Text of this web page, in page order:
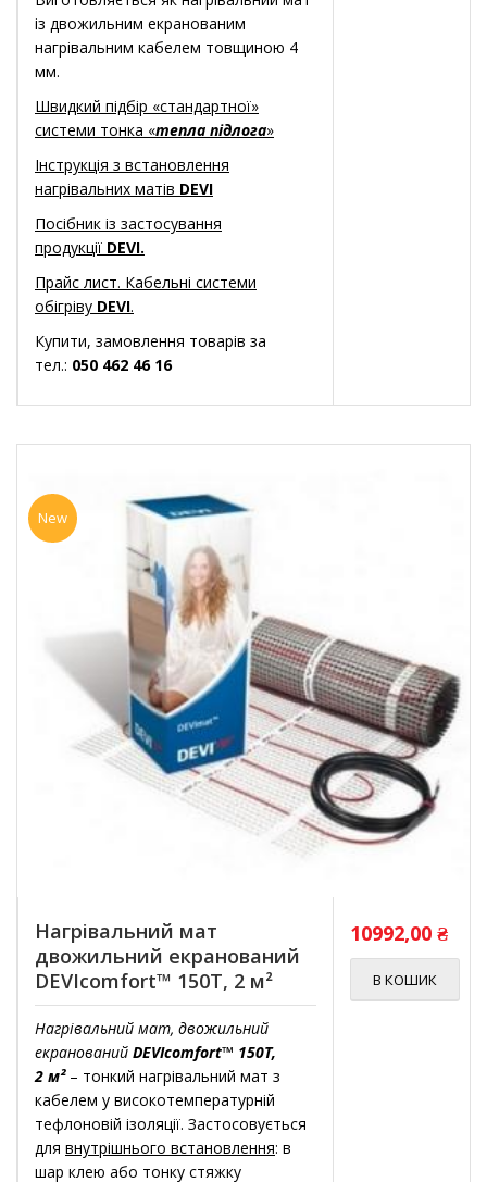
із двожильним екранованим
нагрівальним кабелем товщиною 4
мм.
Швидкий підбір «стандартної»
системи тонка «тепла підлога»
Інструкція з встановлення
нагрівальних матів DEVI
Посібник із застосування
продукції DEVI.
Прайс лист. Кабельні системи
обігріву DEVI.
Купити, замовлення товарів за
тел.: 050 462 46 16
New
Нагрівальний мат
двожильний екранований
DEVIcomfort™ 150T, 2 м²
Нагрівальний мат, двожильний
екранований DEVIcomfort™ 150T,
2 м² – тонкий нагрівальний мат з
кабелем у високотемпературній
тефлоновій ізоляції. Застосовується
для внутрішнього встановлення: в
шар клею або тонку стяжку
10992,00₴
В КОШИК